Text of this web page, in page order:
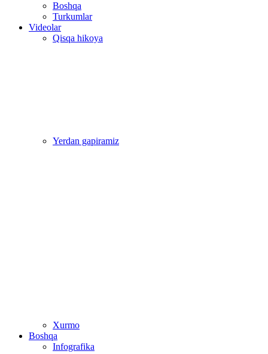
Boshqa
Turkumlar
Videolar
Qisqa hikoya
Yerdan gapiramiz
Xurmo
Boshqa
Infografika